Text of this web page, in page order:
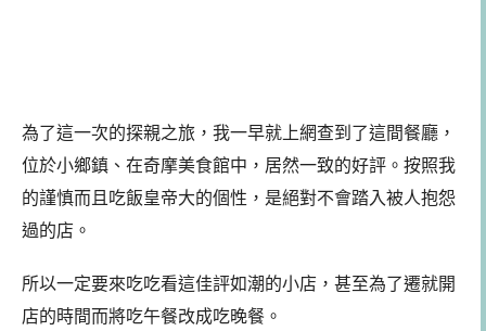
為了這一次的探親之旅，我一早就上網查到了這間餐廳，
位於小鄉鎮、在奇摩美食館中，居然一致的好評。按照我
的謹慎而且吃飯皇帝大的個性，是絕對不會踏入被人抱怨
過的店。
所以一定要來吃吃看這佳評如潮的小店，甚至為了遷就開
店的時間而將吃午餐改成吃晚餐。